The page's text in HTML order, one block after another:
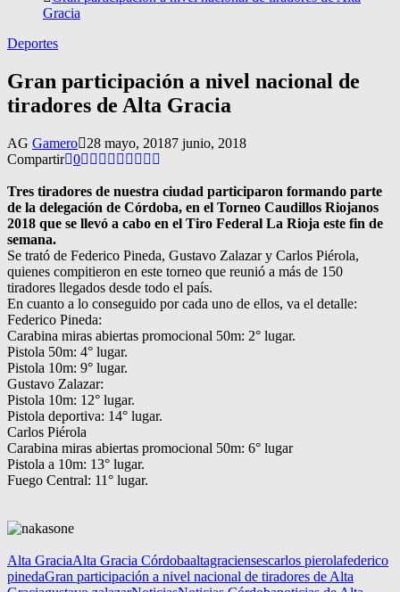
Gracia
Deportes
Gran participación a nivel nacional de
tiradores de Alta Gracia
AG Gamero 28 mayo, 20187 junio, 2018
Compartir 0
Tres tiradores de nuestra ciudad participaron formando parte
de la delegación de Córdoba, en el Torneo Caudillos Riojanos
2018 que se llevó a cabo en el Tiro Federal La Rioja este fin de
semana.
Se trató de Federico Pineda, Gustavo Zalazar y Carlos Piérola,
quienes compitieron en este torneo que reunió a más de 150
tiradores llegados desde todo el país.
En cuanto a lo conseguido por cada uno de ellos, va el detalle:
Federico Pineda:
Carabina miras abiertas promocional 50m: 2° lugar.
Pistola 50m: 4° lugar.
Pistola 10m: 9° lugar.
Gustavo Zalazar:
Pistola 10m: 12° lugar.
Pistola deportiva: 14° lugar.
Carlos Piérola
Carabina miras abiertas promocional 50m: 6° lugar
Pistola a 10m: 13° lugar.
Fuego Central: 11° lugar.
Alta GraciaAlta Gracia Córdobaaltagraciensescarlos pierolafederico
pinedaGran participación a nivel nacional de tiradores de Alta